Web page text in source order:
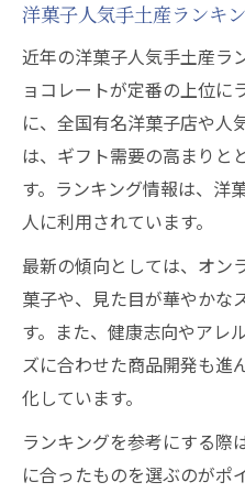
洋菓子人気手土産ランキ
近年の洋菓子人気手土産ラ
ョコレートが定番の上位に
に、全国有名洋菓子店や人
は、ギフト需要の高まりと
す。ランキング情報は、洋
人に利用されています。
最新の傾向としては、オン
菓子や、見た目が華やかな
す。また、健康志向やアレ
ズに合わせた商品開発も進
化しています。
ランキングを参考にする際
に合ったものを選ぶのがポ